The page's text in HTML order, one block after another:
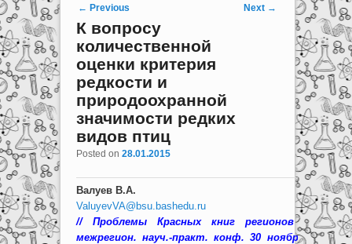
Post navigation
← Previous Next →
К вопросу
количественной
оценки критерия
редкости и
природоохранной
значимости редких
видов птиц
Posted on 28.01.2015
Валуев В.А.
ValuyevVA@bsu.bashedu.ru
//
Проблемы Красных книг регионов России.
межрегион. науч.-практ. конф. 30 ноября – 1